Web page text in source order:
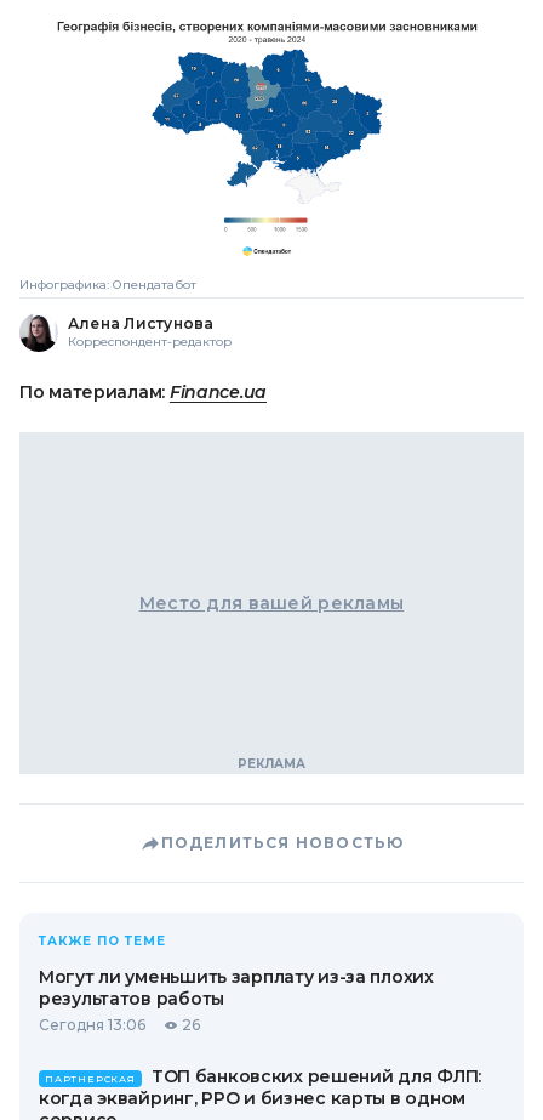
Инфографика: Опендатабот
Алена Листунова
Корреспондент-редактор
По материалам: Finance.ua
Место для вашей рекламы
ПОДЕЛИТЬСЯ НОВОСТЬЮ
ТАКЖЕ ПО ТЕМЕ
Могут ли уменьшить зарплату из-за плохих
результатов работы
Сегодня 13:06 26
ПАРТНЕРСКАЯ
ТОП банковских решений для ФЛП:
когда эквайринг, РРО и бизнес карты в одном